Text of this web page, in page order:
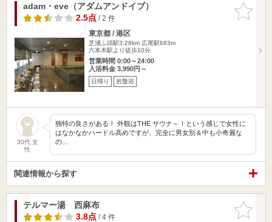
お気に入
りに追加
adam・eve（アダムアンドイブ）
2.5点/ 2 件
東京都 / 港区
芝浦ふ頭駅3.28km 広尾駅683m
六本木駅より徒歩10分
営業時間 0:00～24:00
入浴料金 3,990円～
日帰り 岩盤浴
30代 女
性
独特の良さがある！ 外観はTHE サウナ～！という感じで女性に
はなかなかハードル高めですが、完全に男女別＆中も小奇麗な
の…
関連情報から探す
お気に入
りに追加
テルマー湯 西麻布
3.8点/ 4 件